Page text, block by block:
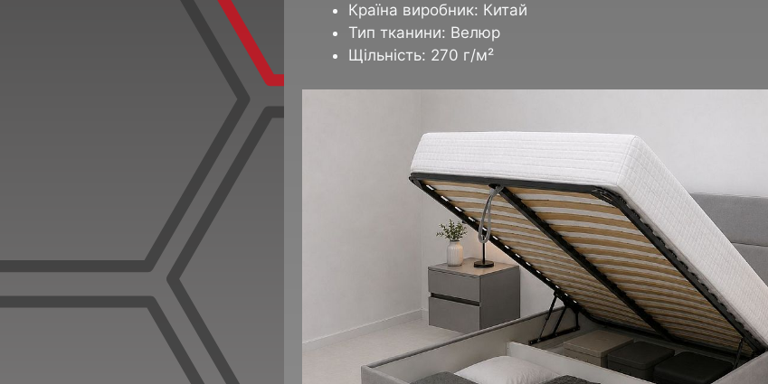
Країна виробник: Китай
Тип тканини: Велюр
Щільність: 270 г/м²